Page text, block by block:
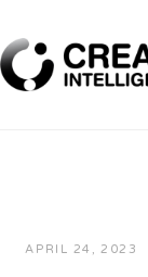
APRIL 24, 2023